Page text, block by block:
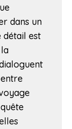
dans un
détail est